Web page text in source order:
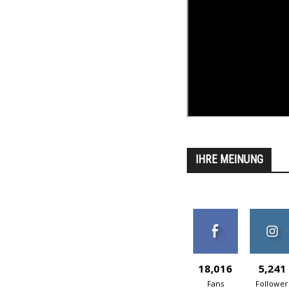
IHRE MEINUNG
18,016
Fans
5,241
Follower